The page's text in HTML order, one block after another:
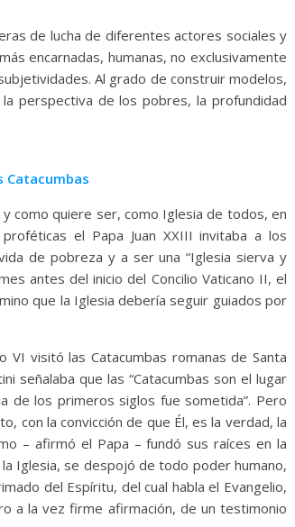
de lucha de diferentes actores sociales y
encarnadas, humanas, no exclusivamente
Al grado de construir modelos,
perspectiva de los pobres, la profundidad
Catacumbas
como quiere ser, como Iglesia de todos, en
el Papa Juan XXIII invitaba a los
de pobreza y a ser una “Iglesia sierva y
antes del inicio del Concilio Vaticano II, el
que la Iglesia debería seguir guiados por
VI visitó las Catacumbas romanas de Santa
señalaba que las “Catacumbas son el lugar
de los primeros siglos fue sometida”. Pero
con la convicción de que Él, es la verdad, la
– afirmó el Papa – fundó sus raíces en la
Iglesia, se despojó de todo poder humano,
del Espíritu, del cual habla el Evangelio,
a la vez firme afirmación, de un testimonio